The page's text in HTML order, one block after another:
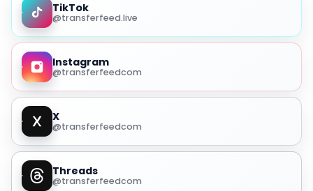
TikTok
@transferfeed.live
Instagram
@transferfeedcom
X
@transferfeedcom
Threads
@transferfeedcom